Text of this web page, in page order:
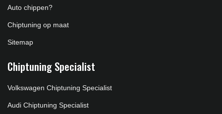
Auto chippen?
Chiptuning op maat
Sitemap
Chiptuning Specialist
Volkswagen Chiptuning Specialist
Audi Chiptuning Specialist